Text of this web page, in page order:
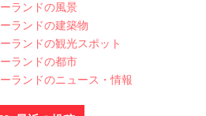
ランドの風景
ランドの建築物
ランドの観光スポット
ランドの都市
ランドのニュース・情報